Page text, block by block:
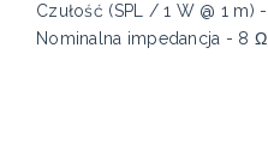
Czułość (SPL / 1 W @ 1 m)
Nominalna impedancja - 8